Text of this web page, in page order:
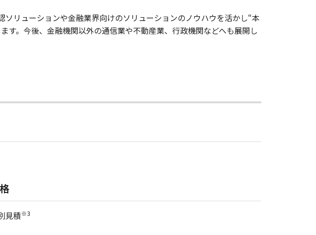
リューションや金融業界向けのソリューションのノウハウを活かし“本
す。今後、金融機関以外の通信業や不動産業、行政機関などへも展開し
見積※3